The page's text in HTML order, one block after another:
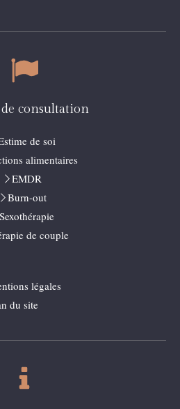
consultation
de soi
alimentaires
EMDR
Burn-out
Sexothérapie
de couple
légales
du site